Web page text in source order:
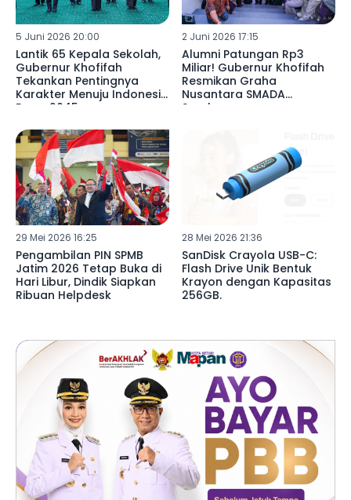
5 Juni 2026 20:00
Lantik 65 Kepala Sekolah,
Gubernur Khofifah
Tekankan Pentingnya
Karakter Menuju Indonesia
Emas 2045
2 Juni 2026 17:15
Alumni Patungan Rp3
Miliar! Gubernur Khofifah
Resmikan Graha
Nusantara SMADA
Surabaya
29 Mei 2026 16:25
Pengambilan PIN SPMB
Jatim 2026 Tetap Buka di
Hari Libur, Dindik Siapkan
Ribuan Helpdesk
28 Mei 2026 21:36
SanDisk Crayola USB-C:
Flash Drive Unik Bentuk
Krayon dengan Kapasitas
256GB.